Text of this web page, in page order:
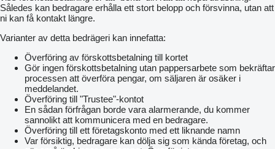
Således kan bedragare erhålla ett stort belopp och försvinna, utan att
ni kan få kontakt längre.
Varianter av detta bedrägeri kan innefatta:
Överföring av förskottsbetalning till kortet
Gör ingen förskottsbetalning utan pappersarbete som bekräftar
processen att överföra pengar, om säljaren är osäker i
meddelandet.
Överföring till "Trustee"-kontot
En sådan förfrågan borde vara alarmerande, du kommer
sannolikt att kommunicera med en bedragare.
Överföring till ett företagskonto med ett liknande namn
Var försiktig, bedragare kan dölja sig som kända företag, och